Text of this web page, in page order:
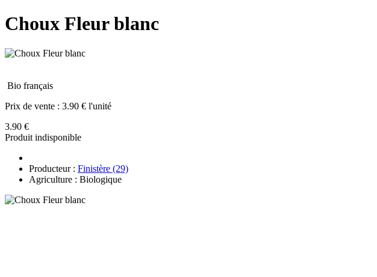
Choux Fleur blanc
Bio français
Prix de vente : 3.90 € l'unité
3.90 €
Produit indisponible
Producteur : Finistère (29)
Agriculture : Biologique